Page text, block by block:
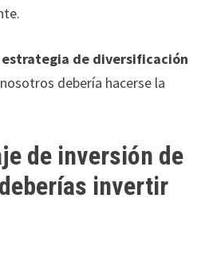
estrategia de diversificación
debería hacerse la
de inversión de
invertir